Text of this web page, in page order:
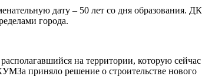
дату – 50 лет со дня образования. ДК
города.
на территории, которую сейчас
приняло решение о строительстве нового